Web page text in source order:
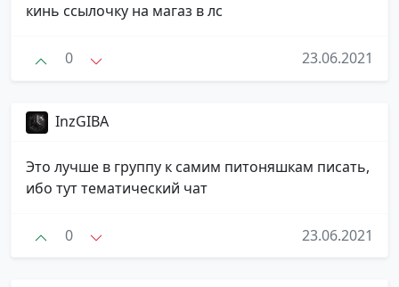
кинь ссылочку на магаз в лс
0 23.06.2021
InzGIBA
Это лучше в группу к самим питоняшкам писать,
ибо тут тематический чат
0 23.06.2021